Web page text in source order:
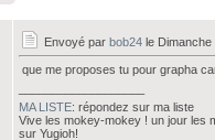
Envoyé par bob24 le
que me proposes tu pour grapha
MA LISTE: répondez sur ma liste
Vive les mokey-mokey ! un jour les
sur Yugioh!